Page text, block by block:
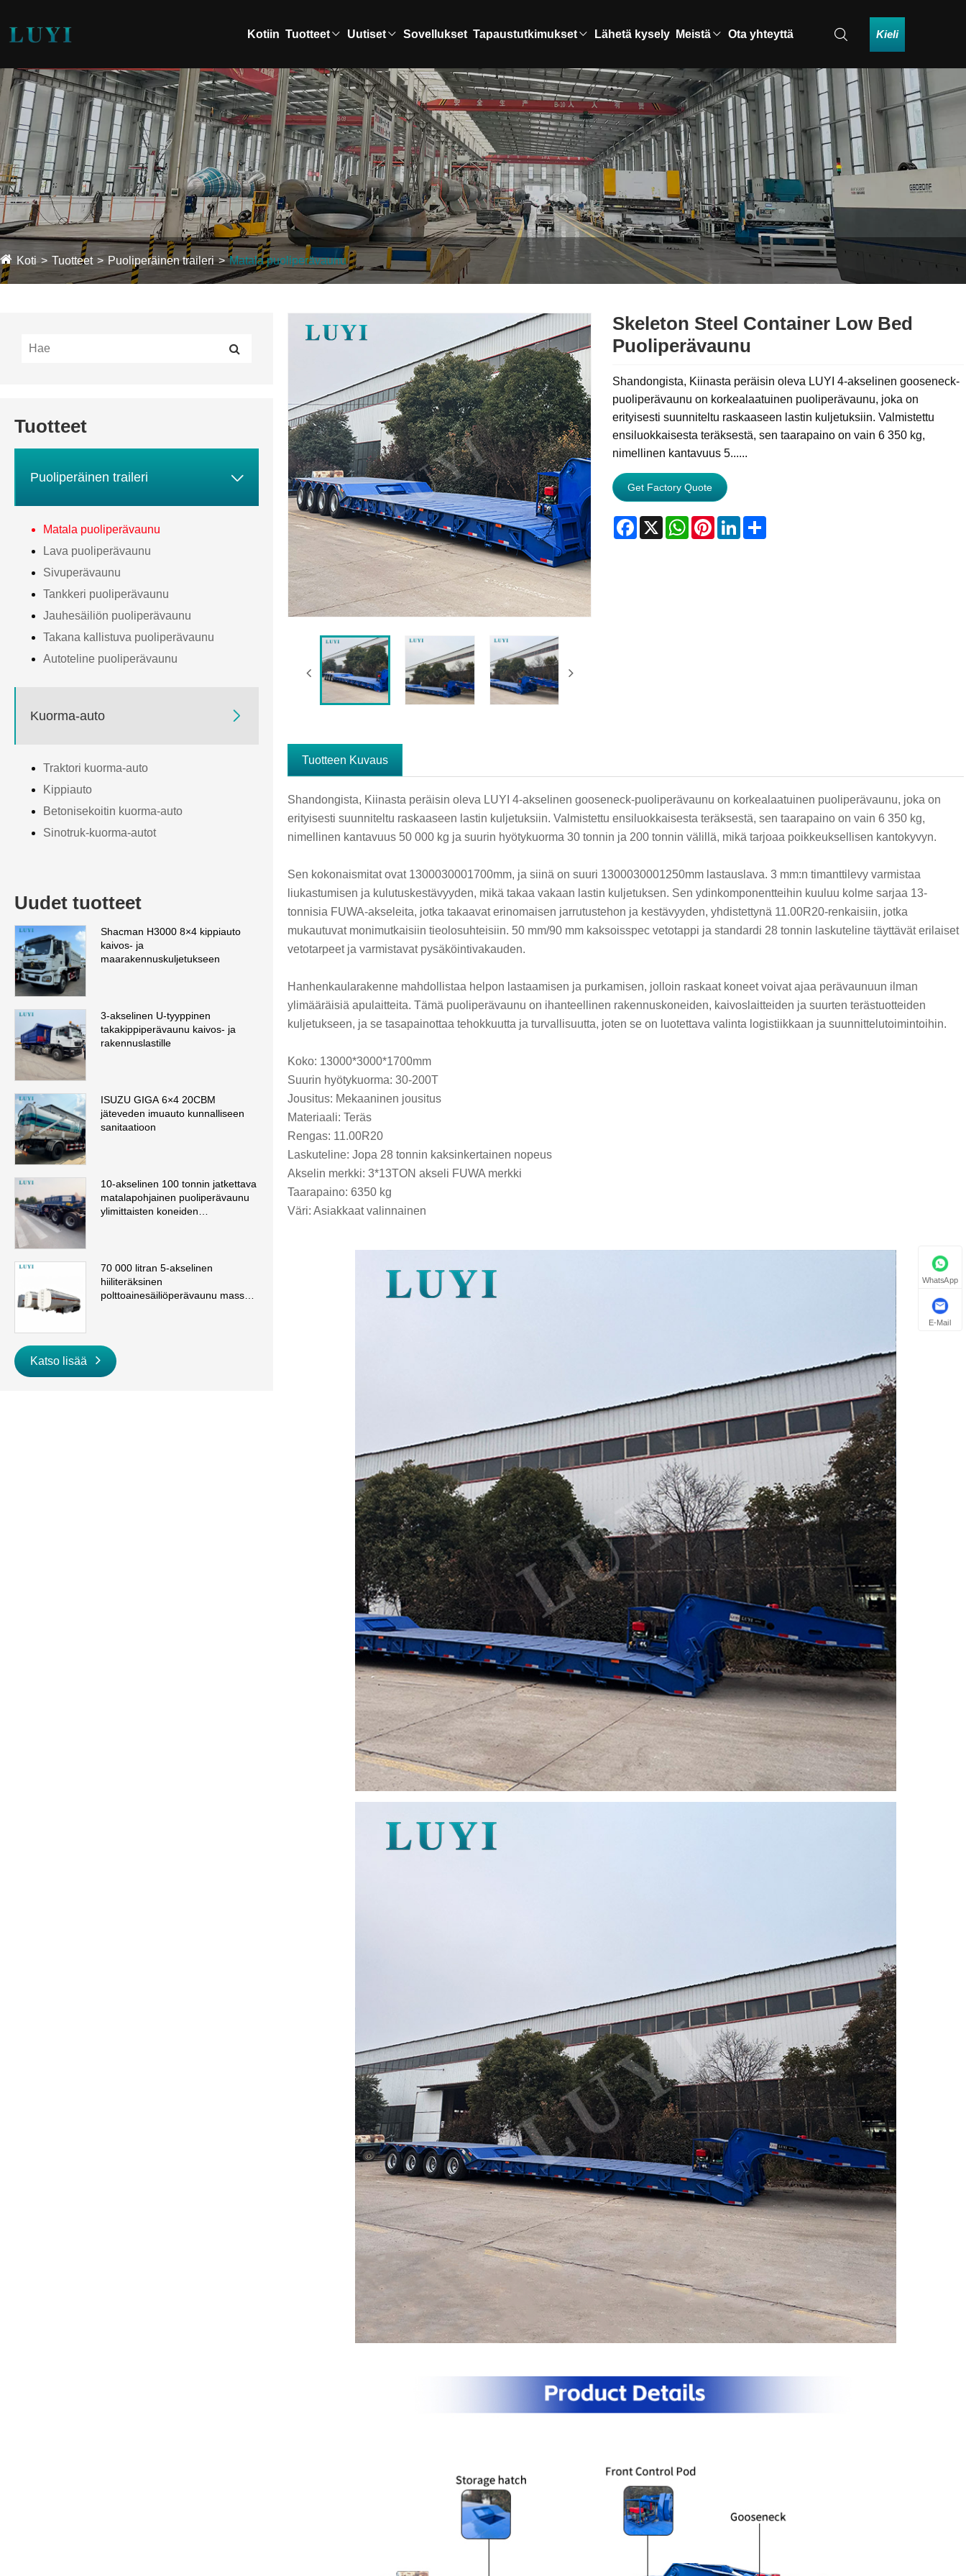
Kotiin Tuotteet Uutiset Sovellukset Tapaustutkimukset Lähetä kysely Meistä Ota yhteyttä Kieli
Koti Tuotteet Puoliperäinen traileri Matala puoliperävaunu
Tuotteet
Puoliperäinen traileri 
Matala puoliperävaunu
Lava puoliperävaunu
Sivuperävaunu
Tankkeri puoliperävaunu
Jauhesäiliön puoliperävaunu
Takana kallistuva puoliperävaunu
Autoteline puoliperävaunu
Kuorma-auto 
Traktori kuorma-auto
Kippiauto
Betonisekoitin kuorma-auto
Sinotruk-kuorma-autot
Uudet tuotteet
Shacman H3000 8×4 kippiauto
kaivos- ja
maarakennuskuljetukseen
3-akselinen U-tyyppinen
takakippiperävaunu kaivos- ja
rakennuslastille
ISUZU GIGA 6×4 20CBM
jäteveden imuauto kunnalliseen
sanitaatioon
10-akselinen 100 tonnin jatkettava
matalapohjainen puoliperävaunu
ylimittaisten koneiden
70 000 litran 5-akselinen
hiiliteräksinen
polttoainesäiliöperävaunu massa-
Katso lisää
Skeleton Steel Container Low Bed
Puoliperävaunu
Shandongista, Kiinasta peräisin oleva LUYI 4-akselinen gooseneck-
puoliperävaunu on korkealaatuinen puoliperävaunu, joka on
erityisesti suunniteltu raskaaseen lastin kuljetuksiin. Valmistettu
ensiluokkaisesta teräksestä, sen taarapaino on vain 6 350 kg,
nimellinen kantavuus 5......
Get Factory Quote
Facebook
X WhatsApp
PinterestLinkedInShare
Tuotteen Kuvaus
Shandongista, Kiinasta peräisin oleva LUYI 4-akselinen gooseneck-puoliperävaunu on korkealaatuinen puoliperävaunu, joka on
erityisesti suunniteltu raskaaseen lastin kuljetuksiin. Valmistettu ensiluokkaisesta teräksestä, sen taarapaino on vain 6 350 kg,
nimellinen kantavuus 50 000 kg ja suurin hyötykuorma 30 tonnin ja 200 tonnin välillä, mikä tarjoaa poikkeuksellisen kantokyvyn.
Sen kokonaismitat ovat 1300030001700mm, ja siinä on suuri 1300030001250mm lastauslava. 3 mm:n timanttilevy varmistaa
liukastumisen ja kulutuskestävyyden, mikä takaa vakaan lastin kuljetuksen. Sen ydinkomponentteihin kuuluu kolme sarjaa 13-
tonnisia FUWA-akseleita, jotka takaavat erinomaisen jarrutustehon ja kestävyyden, yhdistettynä 11.00R20-renkaisiin, jotka
mukautuvat monimutkaisiin tieolosuhteisiin. 50 mm/90 mm kaksoisspec vetotappi ja standardi 28 tonnin laskuteline täyttävät erilaiset
vetotarpeet ja varmistavat pysäköintivakauden.
Hanhenkaularakenne mahdollistaa helpon lastaamisen ja purkamisen, jolloin raskaat koneet voivat ajaa perävaunuun ilman
ylimääräisiä apulaitteita. Tämä puoliperävaunu on ihanteellinen rakennuskoneiden, kaivoslaitteiden ja suurten terästuotteiden
kuljetukseen, ja se tasapainottaa tehokkuutta ja turvallisuutta, joten se on luotettava valinta logistiikkaan ja suunnittelutoimintoihin.
Koko: 13000*3000*1700mm
Suurin hyötykuorma: 30-200T
Jousitus: Mekaaninen jousitus
Materiaali: Teräs
Rengas: 11.00R20
Laskuteline: Jopa 28 tonnin kaksinkertainen nopeus
Akselin merkki: 3*13TON akseli FUWA merkki
Taarapaino: 6350 kg
Väri: Asiakkaat valinnainen
WhatsApp
E-Mail